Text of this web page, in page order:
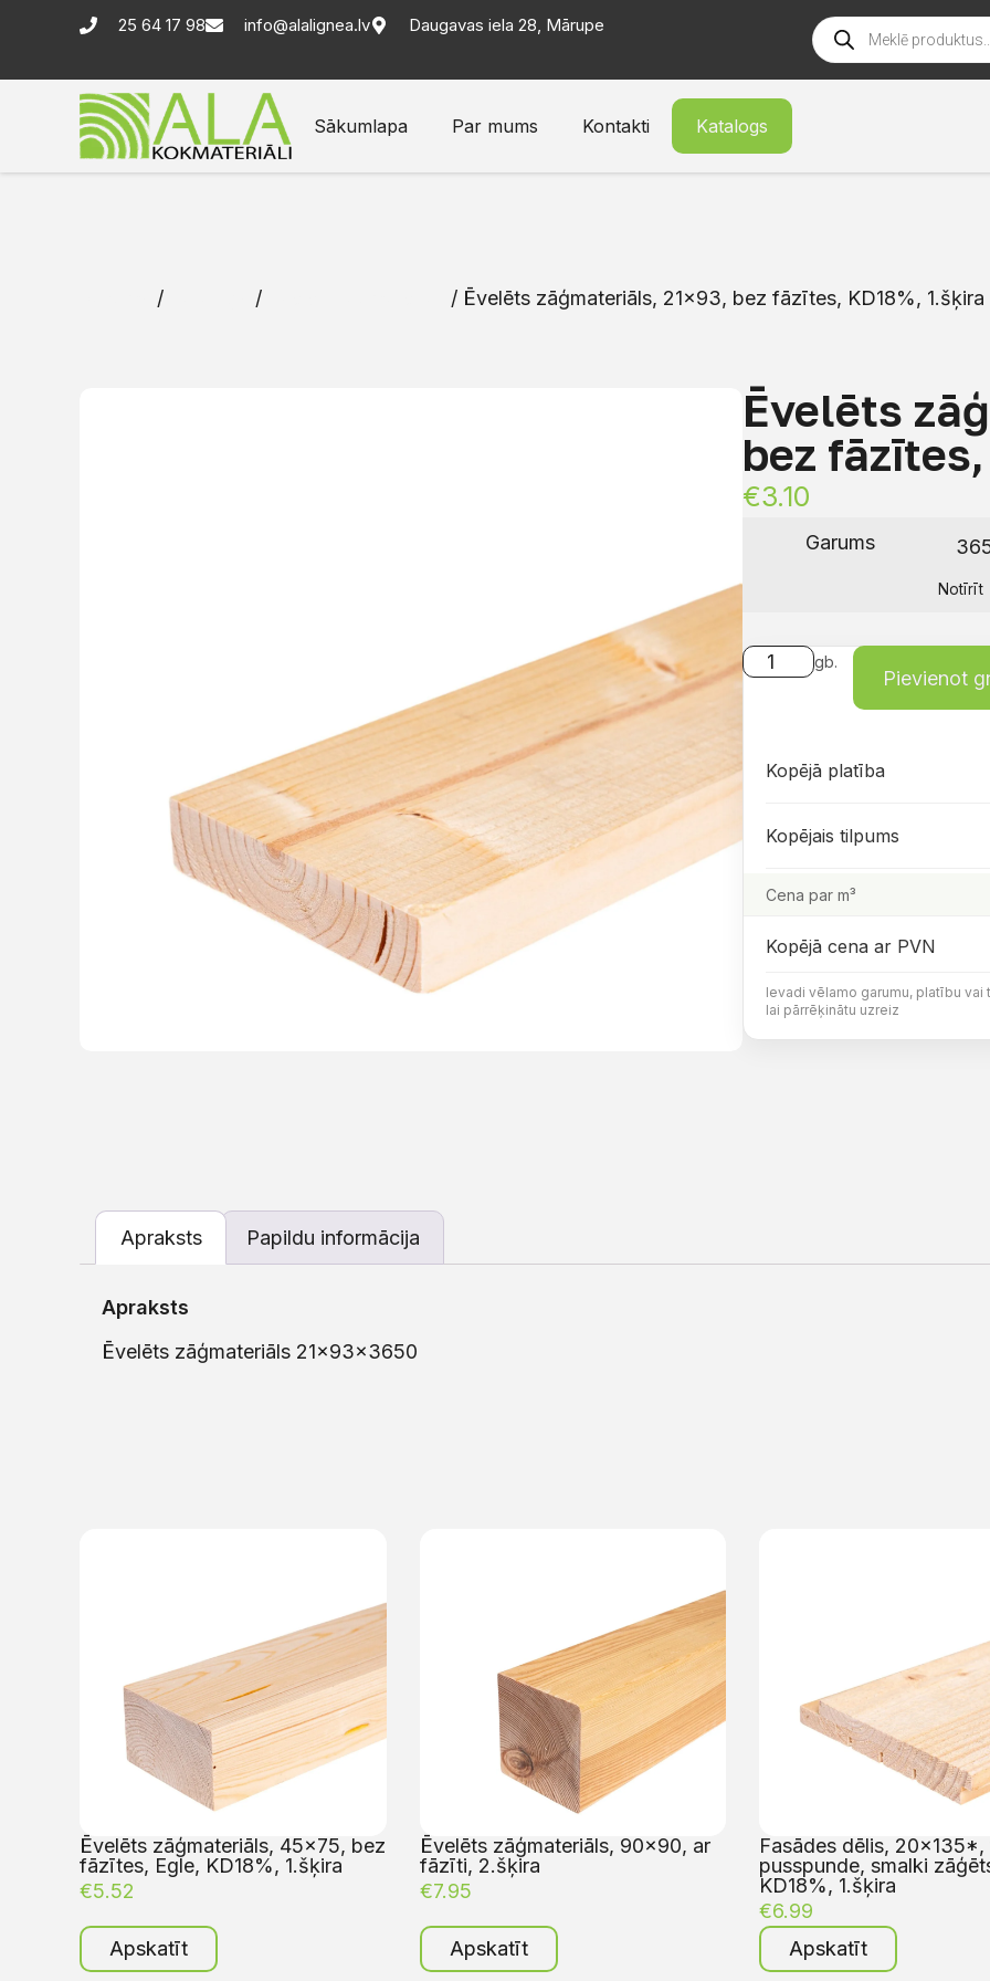
25 64 17 98 info@alalignea.lv Daugavas iela 28, Mārupe
Sākumlapa Par mums Kontakti Katalogs
/ / / Ēvelēts zāģmateriāls, 21×93, bez fāzītes, KD18%, 1.šķira
Ēvelēts
bez
€3.10
Garums
Notīrīt
gb.
Pievienot
Kopējā platība
Kopējais tilpums
Cena par m³
Kopējā cena ar PVN
Ievadi vēlamo garumu, platību
lai pārrēķinātu uzreiz
Apraksts Papildu informācija
Apraksts
Ēvelēts zāģmateriāls 21x93x3650
Ēvelēts zāģmateriāls, 45×75, bez
fāzītes, Egle, KD18%, 1.šķira
€5.52
Apskatīt
Ēvelēts zāģmateriāls, 90×90, ar
fāzīti, 2.šķira
€7.95
Apskatīt
Fasādes dēlis, 20×135*,
pusspunde, smalki
KD18%, 1.šķira
€6.99
Apskatīt